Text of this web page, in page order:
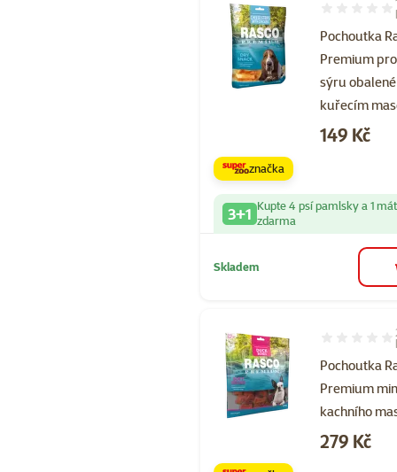
Pochoutka
Premium
sýru obalené
kuřecím
Hodnocení
Cena
149 Kč
značka
3+1 Kupte 4 psí pamlsky a 1
zdarma
Skladem
Pochoutka
Premium
kachního
Hodnocení
Cena
279 Kč